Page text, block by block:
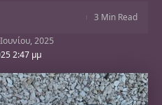
2:47 μμ
2025
3 Min Read